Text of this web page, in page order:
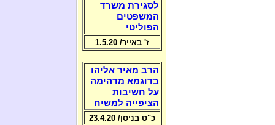
לסגירת משרד
המשפטים
הפוליטי
ז' באייר/ 1.5.20
הרב מאיר אליהו
בדוגמא מדהימה
על חשיבות
הציפייה למשיח
כ"ט בניסן/ 23.4.20